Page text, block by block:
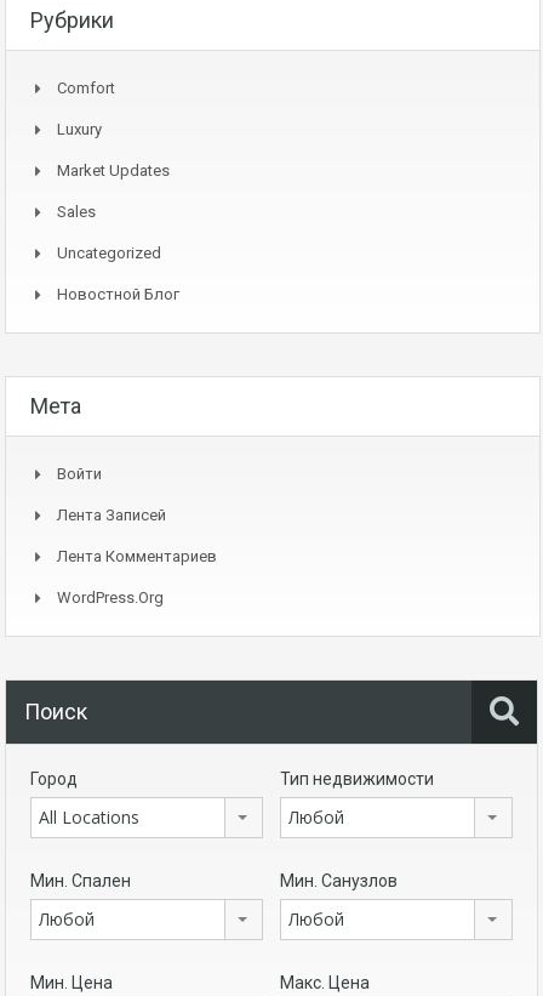
Рубрики
Comfort
Luxury
Market Updates
Sales
Uncategorized
Новостной Блог
Мета
Войти
Лента Записей
Лента Комментариев
WordPress.org
Поиск
Город
All Locations
Тип недвижимости
Любой
Мин. Спален
Любой
Мин. Санузлов
Любой
Мин. Цена Макс. Цена